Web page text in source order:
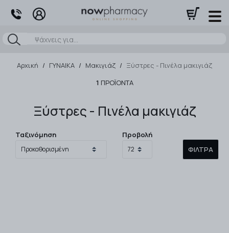
Αναζήτηση
Αρχική / ΓΥΝΑΙΚΑ / Μακιγιάζ / Ξύστρες - Πινέλα μακιγιάζ
1 ΠΡΟΪΌΝΤΑ
Ξύστρες - Πινέλα μακιγιάζ
Ταξινόμηση
Προβολή
ΦΊΛΤΡΑ